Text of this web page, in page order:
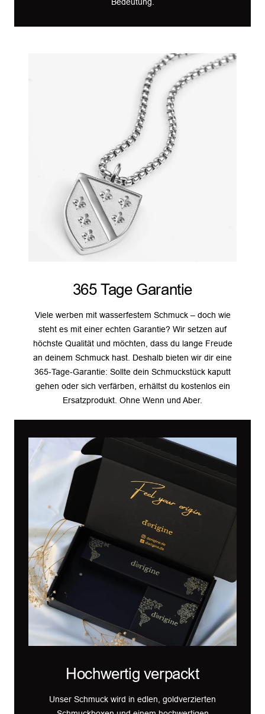
365 Tage Garantie
Viele werben mit wasserfestem Schmuck – doch wie
steht es mit einer echten Garantie? Wir setzen auf
höchste Qualität und möchten, dass du lange Freude
an deinem Schmuck hast. Deshalb bieten wir dir eine
365-Tage-Garantie: Sollte dein Schmuckstück kaputt
gehen oder sich verfärben, erhältst du kostenlos ein
Ersatzprodukt. Ohne Wenn und Aber.
Hochwertig verpackt
Unser Schmuck wird in edlen, goldverzierten